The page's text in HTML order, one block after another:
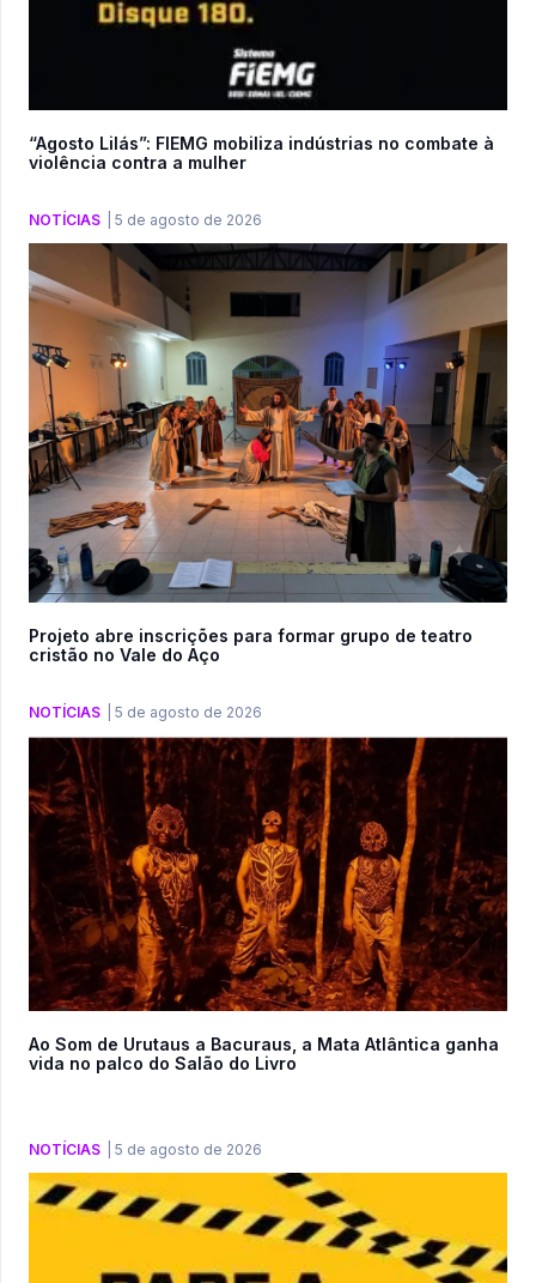
“Agosto Lilás”: FIEMG mobiliza indústrias no combate à
violência contra a mulher
NOTÍCIAS 5 de agosto de 2026
Projeto abre inscrições para formar grupo de teatro
cristão no Vale do Aço
NOTÍCIAS 5 de agosto de 2026
Ao Som de Urutaus a Bacuraus, a Mata Atlântica ganha
vida no palco do Salão do Livro
NOTÍCIAS 5 de agosto de 2026